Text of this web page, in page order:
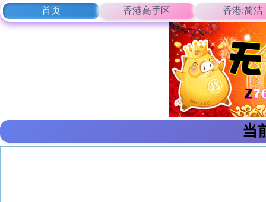
首页 香港高手区 香港:简洁
当